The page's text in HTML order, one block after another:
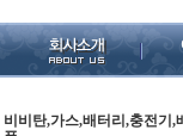
비비탄,가스,배터리,충전기